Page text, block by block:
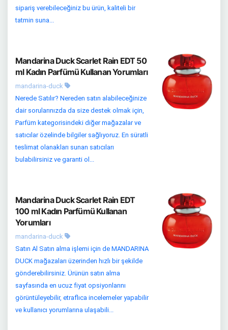
sipariş verebileceğiniz bu ürün, kaliteli bir
tatmin suna...
Mandarina Duck Scarlet Rain EDT 50
ml Kadın Parfümü Kullanan Yorumları
mandarina-duck
Nerede Satılır? Nereden satın alabileceğinize
dair sorularınızda da size destek olmak için,
Parfüm kategorisindeki diğer mağazalar ve
satıcılar özelinde bilgiler sağlıyoruz. En süratli
teslimat olanakları sunan satıcıları
bulabilirsiniz ve garanti ol...
Mandarina Duck Scarlet Rain EDT
100 ml Kadın Parfümü Kullanan
Yorumları
mandarina-duck
Satın Al Satın alma işlemi için de MANDARINA
DUCK mağazaları üzerinden hızlı bir şekilde
gönderebilirsiniz. Ürünün satın alma
sayfasında en ucuz fiyat opsiyonlarını
görüntüleyebilir, etraflıca incelemeler yapabilir
ve kullanıcı yorumlarına ulaşabili...